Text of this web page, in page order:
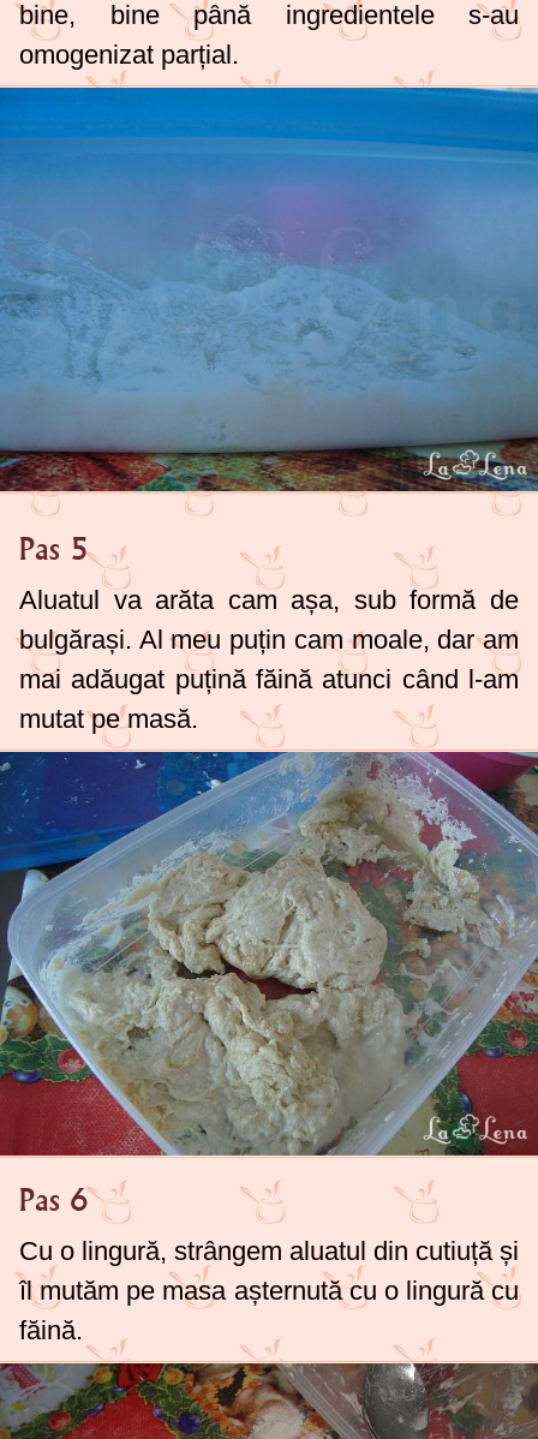
bine, bine până ingredientele s-au
omogenizat parțial.
Pas 5
Aluatul va arăta cam așa, sub formă de
bulgărași. Al meu puțin cam moale, dar am
mai adăugat puțină făină atunci când l-am
mutat pe masă.
Pas 6
Cu o lingură, strângem aluatul din cutiuță și
îl mutăm pe masa așternută cu o lingură cu
făină.